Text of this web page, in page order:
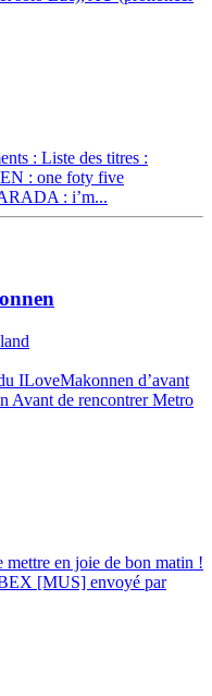
: Liste des titres :
: one foty five
: i’m...
ILoveMakonnen d’avant
Avant de rencontrer Metro
en joie de bon matin !
[MUS] envoyé par